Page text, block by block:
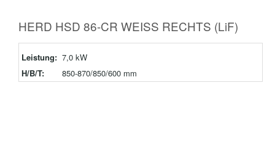
HERD HSD 86-CR WEISS RECHTS (LiF)
Leistung: 7,0 kW
H/B/T:
850-870/850/600 mm